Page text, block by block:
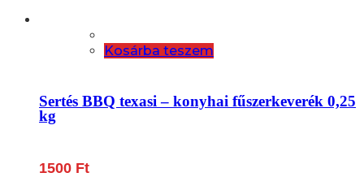
Kosárba teszem
Sertés BBQ texasi – konyhai fűszerkeverék 0,25
kg
1500 Ft